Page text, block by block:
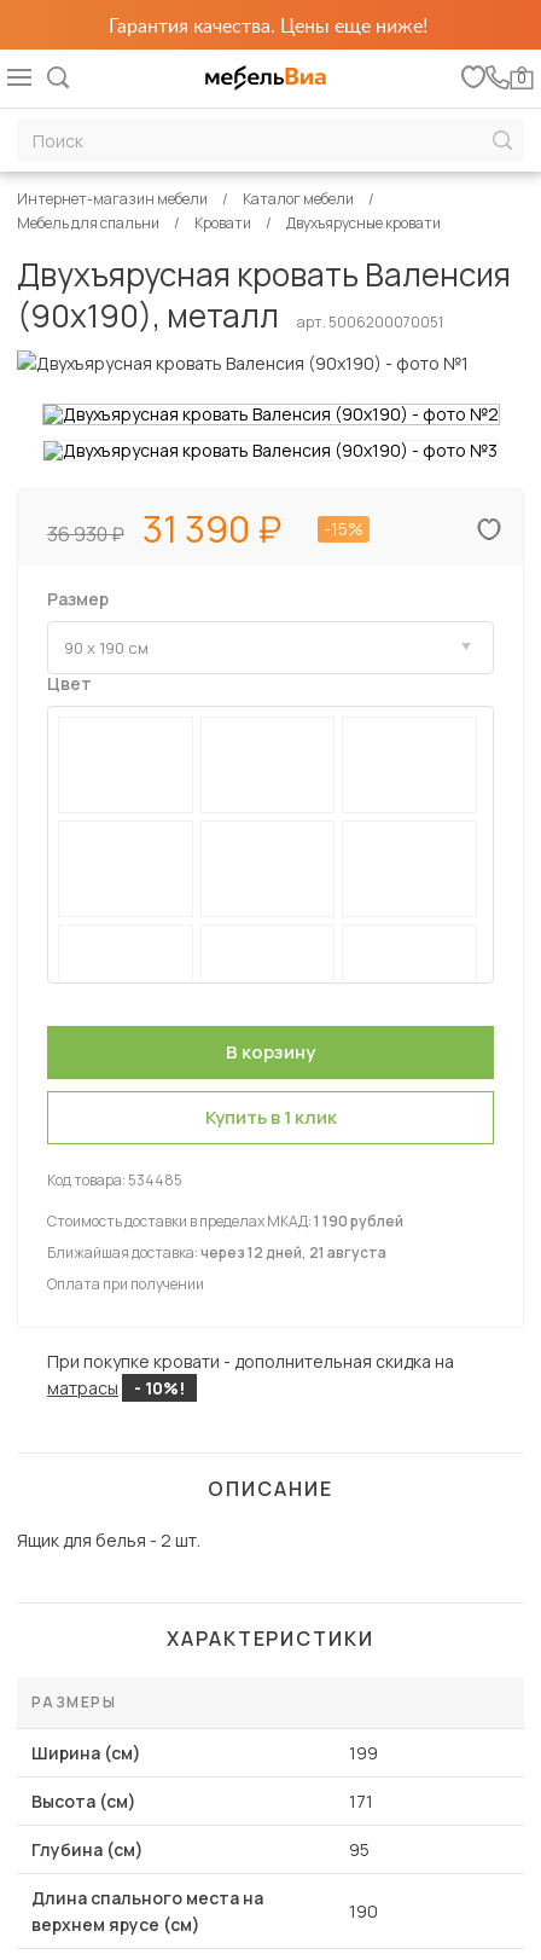
Гарантия качества. Цены еще ниже!
0
Интернет-магазин мебели
Каталог мебели
Мебель для спальни
Кровати Двухъярусные кровати
Двухъярусная кровать Валенсия
(90х190), металл
арт. 5006200070051
36 930 31 390 -15%
Размер
Цвет
Купить в 1 клик
Код товара: 534485
Стоимость доставки в пределах МКАД:1 190 рублей
Ближайшая доставка:через 12 дней, 21 августа
Оплата при получении
При покупке кровати - дополнительная скидка на
матрасы
- 10%!
ОПИСАНИЕ
Ящик для белья - 2 шт.
ХАРАКТЕРИСТИКИ
РАЗМЕРЫ
Ширина (см) 199
Высота (см) 171
Глубина (см) 95
Длина спального места на
верхнем ярусе (см)
190